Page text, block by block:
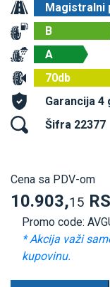
Magistralni
B
A
70db
Garancija 4
Šifra 22377
Cena sa PDV-om
10.903,15
Promo code:
* Akcija važi
kupovinu.